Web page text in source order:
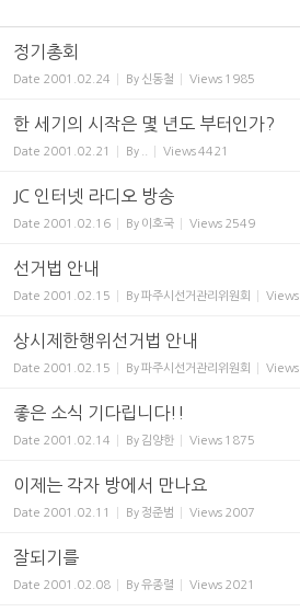
정기총회
Date 2001.02.24 By 신동철 Views 1985
한 세기의 시작은 몇 년도 부터인가?
Date 2001.02.21 By Views4421
JC 인터넷 라디오 방송
Date 2001.02.16 By 이호국 Views 2549
선거법 안내
Date 2001.02.15 By파주시선거관리위원회 Views
상시제한행위선거법 안내
Date 2001.02.15 By파주시선거관리위원회 Views
좋은 소식 기다립니다!!
Date 2001.02.14 By 김양한 Views 1875
이제는 각자 방에서 만나요
Date 2001.02.11 By 정준범 Views 2007
잘되기를
Date 2001.02.08 By유종렬 Views 2021